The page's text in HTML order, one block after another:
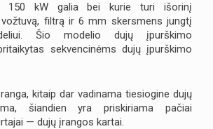
150 kW galia bei kurie turi išorinį
filtrą ir 6 mm skersmens jungtį
Šio modelio dujų įpurškimo
sekvencinėms dujų įpurškimo
kitaip dar vadinama tiesiogine dujų
šiandien yra priskiriama pačiai
— dujų įrangos kartai.